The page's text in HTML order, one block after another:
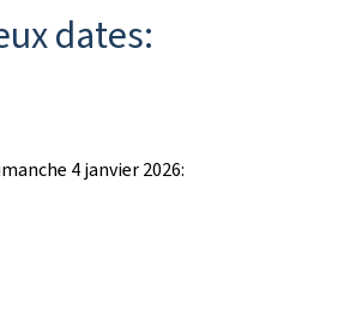
dates:
4 janvier 2026: